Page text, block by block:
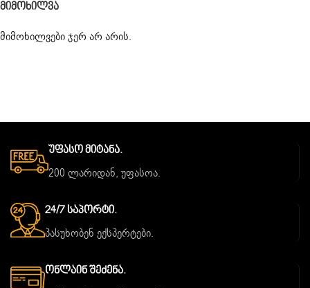
Მიმოხილვა
მიმოხილვები ჯერ არ არის.
Უფასო Მიტანა.
200 ლარიდან, უფასოა.
24/7 Საპორტი.
პასუხობენ ექსპერტები.
Ონლაინ Შეძენა.